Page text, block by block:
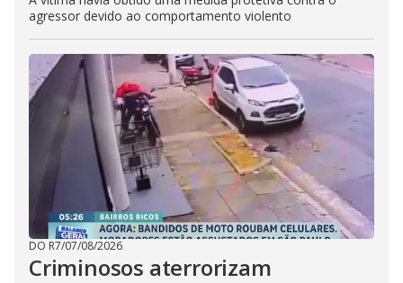
agressor devido ao comportamento violento
DO R7/07/08/2026
Criminosos aterrorizam